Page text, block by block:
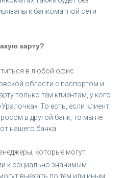
к банкоматной сети
карту?
в любой офис
области с паспортом и
только тем клиентам, у кого
То есть, если клиент
в другой банк, то мы не
нашего банка.
которые могут
к социально значимым
выехать по тем или иным